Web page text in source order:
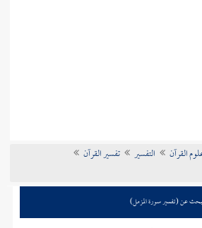
القرآن التفسير
تفسير القرآن
عن (تفسير سورة المزمل)